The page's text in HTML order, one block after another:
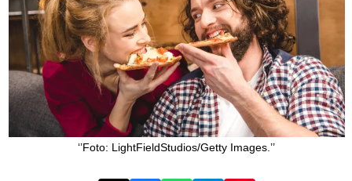
‘’Foto: LightFieldStudios/Getty Images.’’